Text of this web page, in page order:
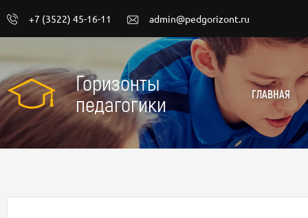
+7 (3522) 45-16-11 admin@pedgorizont.ru
Горизонты
педагогики
ГЛАВНАЯ